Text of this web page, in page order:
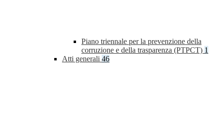
Piano triennale per la prevenzione della
corruzione e della trasparenza (PTPCT) 1
Atti generali 46